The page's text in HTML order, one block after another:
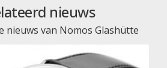
nieuws
nieuws van Nomos Glashütte